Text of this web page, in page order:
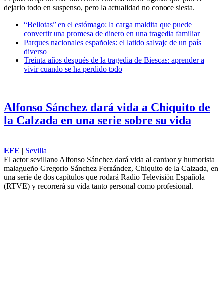
dejarlo todo en suspenso, pero la actualidad no conoce siesta.
“Bellotas” en el estómago: la carga maldita que puede
convertir una promesa de dinero en una tragedia familiar
Parques nacionales españoles: el latido salvaje de un país
diverso
Treinta años después de la tragedia de Biescas: aprender a
vivir cuando se ha perdido todo
Alfonso Sánchez dará vida a Chiquito de
la Calzada en una serie sobre su vida
EFE | Sevilla
El actor sevillano Alfonso Sánchez dará vida al cantaor y humorista
malagueño Gregorio Sánchez Fernández, Chiquito de la Calzada, en
una serie de dos capítulos que rodará Radio Televisión Española
(RTVE) y recorrerá su vida tanto personal como profesional.